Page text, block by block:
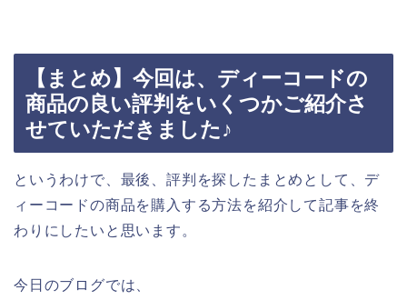
【まとめ】今回は、ディーコードの
商品の良い評判をいくつかご紹介さ
せていただきました♪
というわけで、最後、評判を探したまとめとして、デ
ィーコードの商品を購入する方法を紹介して記事を終
わりにしたいと思います。
今日のブログでは、